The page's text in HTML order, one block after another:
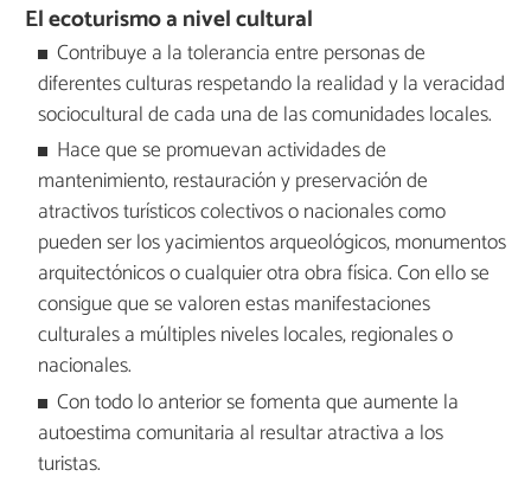
El ecoturismo a nivel cultural
Contribuye a la tolerancia entre personas de
diferentes culturas respetando la realidad y la veracidad
sociocultural de cada una de las comunidades locales.
Hace que se promuevan actividades de
mantenimiento, restauración y preservación de
atractivos turísticos colectivos o nacionales como
pueden ser los yacimientos arqueológicos, monumentos
arquitectónicos o cualquier otra obra física. Con ello se
consigue que se valoren estas manifestaciones
culturales a múltiples niveles locales, regionales o
nacionales.
Con todo lo anterior se fomenta que aumente la
autoestima comunitaria al resultar atractiva a los
turistas.